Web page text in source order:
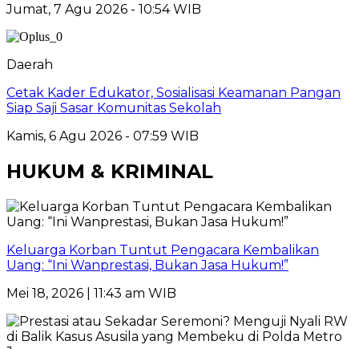
Jumat, 7 Agu 2026 - 10:54 WIB
Daerah
Cetak Kader Edukator, Sosialisasi Keamanan Pangan
Siap Saji Sasar Komunitas Sekolah
Kamis, 6 Agu 2026 - 07:59 WIB
HUKUM & KRIMINAL
Keluarga Korban Tuntut Pengacara Kembalikan
Uang: “Ini Wanprestasi, Bukan Jasa Hukum!”
Mei 18, 2026 | 11:43 am WIB